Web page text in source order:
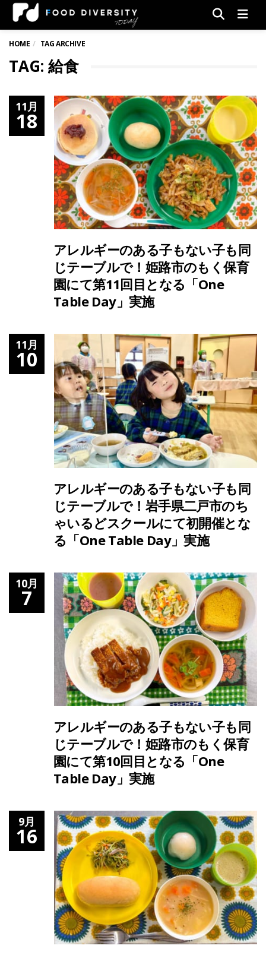
HOME TAG ARCHIVE
TAG: 給食
11月
18
アレルギーのある子もない子も同
じテーブルで！姫路市のもく保育
園にて第11回目となる「One
Table Day」実施
11月
10
アレルギーのある子もない子も同
じテーブルで！岩手県二戸市のち
ゃいるどスクールにて初開催とな
る「One Table Day」実施
10月
7
アレルギーのある子もない子も同
じテーブルで！姫路市のもく保育
園にて第10回目となる「One
Table Day」実施
9月
16